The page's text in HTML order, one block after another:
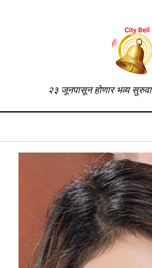
२३ जूनपासून होणार भव्य